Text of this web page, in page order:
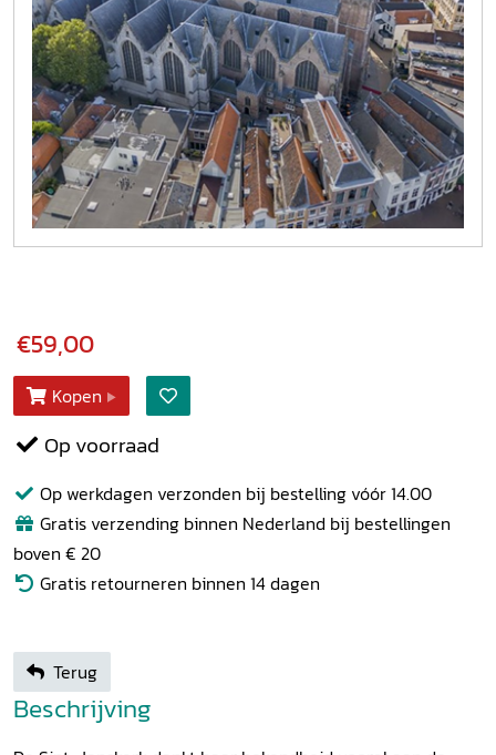
€59,00
Kopen
Op voorraad
Op werkdagen verzonden bij bestelling vóór 14.00
Gratis verzending binnen Nederland bij bestellingen
boven € 20
Gratis retourneren binnen 14 dagen
Terug
Beschrijving